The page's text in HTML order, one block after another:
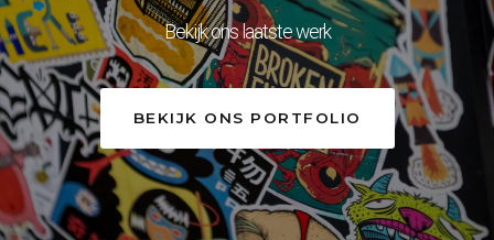
Bekijk ons laatste werk
BEKIJK ONS PORTFOLIO